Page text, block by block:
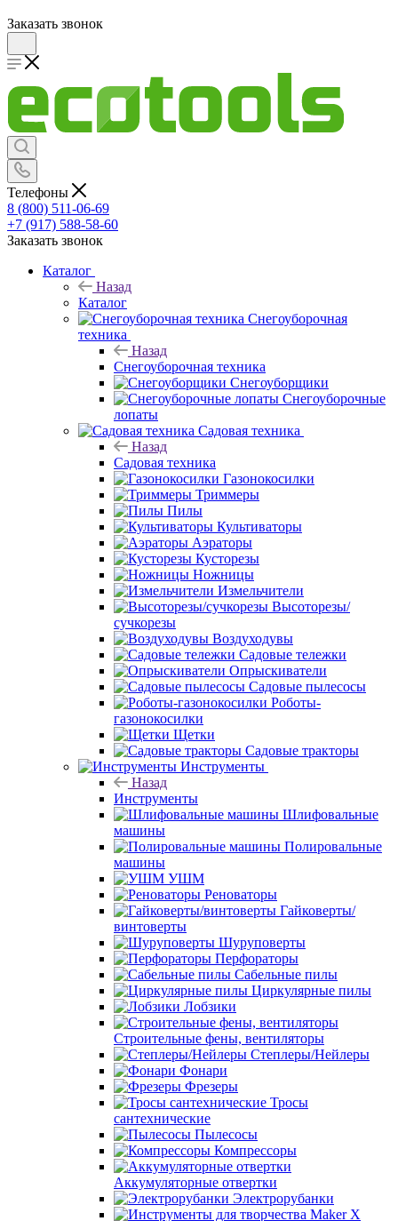
Заказать звонок
Телефоны
8 (800) 511-06-69
+7 (917) 588-58-60
Заказать звонок
Каталог
Назад
Каталог
Снегоуборочная
техника
Назад
Снегоуборочная техника
Снегоуборщики
Снегоуборочные
лопаты
Садовая техника
Назад
Садовая техника
Газонокосилки
Триммеры
Пилы
Культиваторы
Аэраторы
Кусторезы
Ножницы
Измельчители
Высоторезы/
сучкорезы
Воздуходувы
Садовые тележки
Опрыскиватели
Садовые пылесосы
Роботы-
газонокосилки
Щетки
Садовые тракторы
Инструменты
Назад
Инструменты
Шлифовальные
машины
Полировальные
машины
УШМ
Реноваторы
Гайковерты/
винтоверты
Шуруповерты
Перфораторы
Сабельные пилы
Циркулярные пилы
Лобзики
Строительные фены, вентиляторы
Степлеры/Нейлеры
Фонари
Фрезеры
Тросы
сантехнические
Пылесосы
Компрессоры
Аккумуляторные отвертки
Электрорубанки